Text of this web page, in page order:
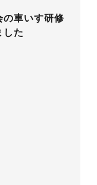
の車いす研修
した